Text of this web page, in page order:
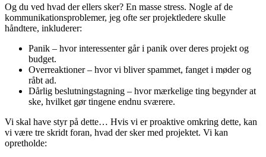
Og du ved hvad der ellers sker? En masse stress. Nogle af de
kommunikationsproblemer, jeg ofte ser projektledere skulle
håndtere, inkluderer:
Panik – hvor interessenter går i panik over deres projekt og
budget.
Overreaktioner – hvor vi bliver spammet, fanget i møder og
råbt ad.
Dårlig beslutningstagning – hvor mærkelige ting begynder at
ske, hvilket gør tingene endnu sværere.
Vi skal have styr på dette… Hvis vi er proaktive omkring dette, kan
vi være tre skridt foran, hvad der sker med projektet. Vi kan
opretholde: